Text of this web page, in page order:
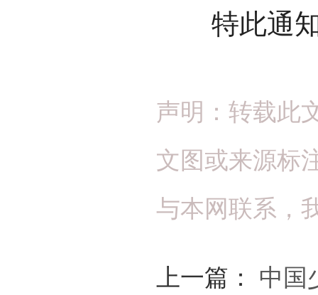
特此通
声明：转载此
文图或来源标
与本网联系，
上一篇： 中国